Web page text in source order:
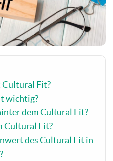
Cultural Fit?
wichtig?
dem Cultural Fit?
Cultural Fit?
des Cultural Fit in